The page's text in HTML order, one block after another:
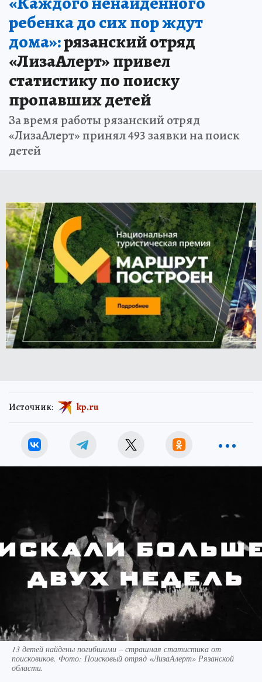
ребенка до сих пор ждут
дома»:рязанский отряд
«ЛизаАлерт» привел
статистику по поиску
пропавших детей
За время работы рязанский отряд
«ЛизаАлерт» принял 493 заявки на поиск
детей
Источник: kp.ru
13 детей найдены погибшими – страшная статистика от
поисковиков. Фото: Поисковый отряд «ЛизаАлерт» Рязанской
области.